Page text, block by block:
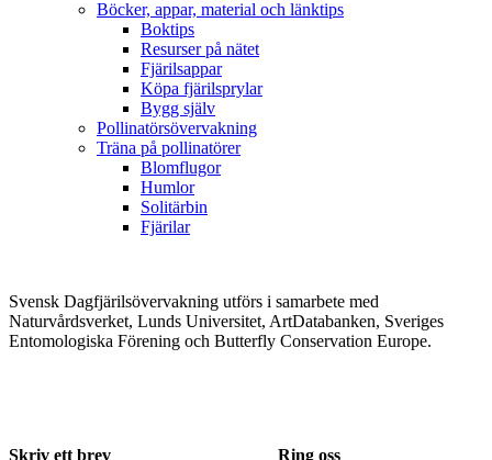
Böcker, appar, material och länktips
Boktips
Resurser på nätet
Fjärilsappar
Köpa fjärilsprylar
Bygg själv
Pollinatörsövervakning
Träna på pollinatörer
Blomflugor
Humlor
Solitärbin
Fjärilar
Svensk Dagfjärilsövervakning utförs i samarbete med
Naturvårdsverket, Lunds Universitet, ArtDatabanken, Sveriges
Entomologiska Förening och Butterfly Conservation Europe.
Skriv ett brev Ring oss